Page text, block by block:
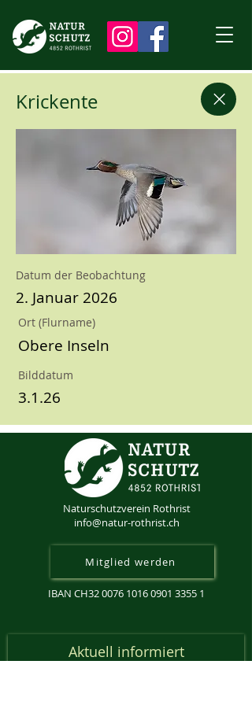
Krickente
Datum der Beobachtung
2. Januar 2026
Ort (Flurname)
Obere Inseln
Bilddatum
3.1.26
Naturschutzverein Rothrist
info@natur-rothrist.ch
Mitglied werden
IBAN CH320076 1016 0901 3355 1
Aktuell informiert